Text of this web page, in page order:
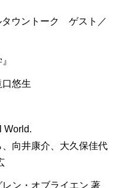
タウントーク ゲスト／
悠生
World.
向井康介、大久保佳代
ン・オブライエン 著